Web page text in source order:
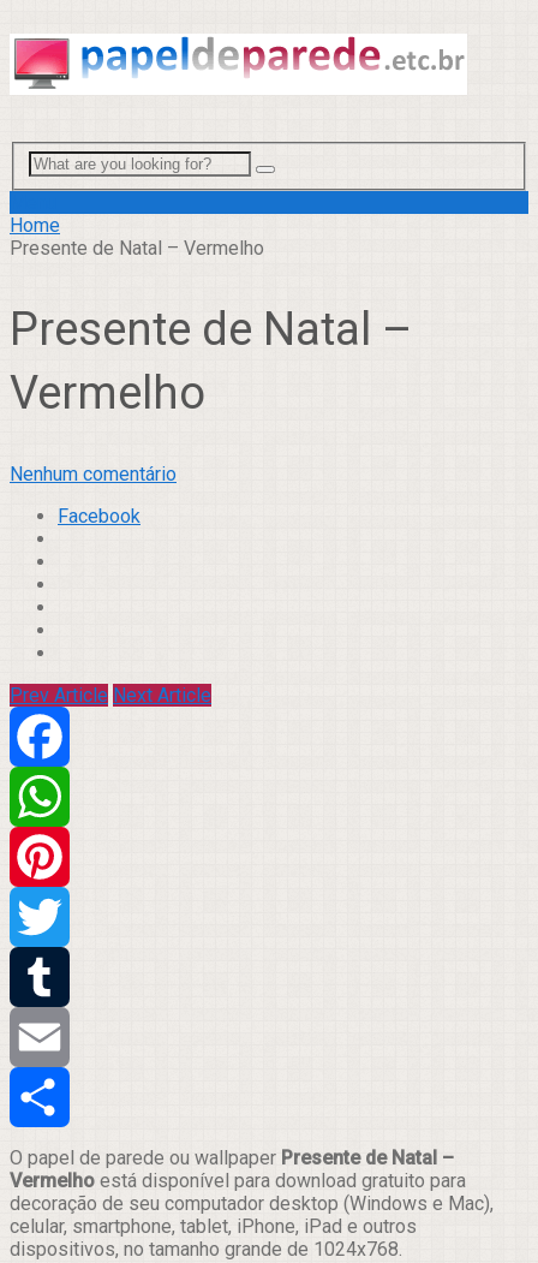
Home
Presente de Natal – Vermelho
Presente de Natal –
Vermelho
Nenhum comentário
Facebook
Prev Article Next Article
Facebook
WhatsApp
Pinterest
Twitter
Tumblr
Email
Compartilhar
O papel de parede ou wallpaper Presente de Natal –
Vermelho está disponível para download gratuito para
decoração de seu computador desktop (Windows e Mac),
celular, smartphone, tablet, iPhone, iPad e outros
dispositivos, no tamanho grande de 1024x768.